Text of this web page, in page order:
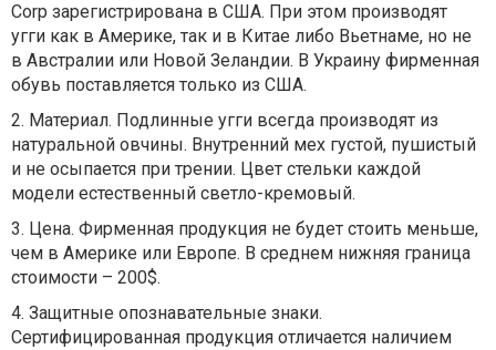
Corp зарегистрирована в США. При этом производят
угги как в Америке, так и в Китае либо Вьетнаме, но не
в Австралии или Новой Зеландии. В Украину фирменная
обувь поставляется только из США.
2. Материал. Подлинные угги всегда производят из
натуральной овчины. Внутренний мех густой, пушистый
и не осыпается при трении. Цвет стельки каждой
модели естественный светло-кремовый.
3. Цена. Фирменная продукция не будет стоить меньше,
чем в Америке или Европе. В среднем нижняя граница
стоимости – 200$.
4. Защитные опознавательные знаки.
Сертифицированная продукция отличается наличием